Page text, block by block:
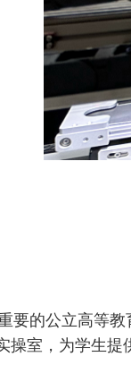
要的公立高等
操室，为学生